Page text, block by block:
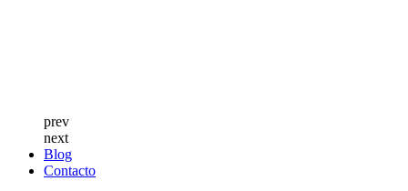
prev
next
Blog
Contacto